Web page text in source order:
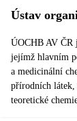
Ústav
ÚOCHB AV ČR
jejímž hlavním
a medicinální
přírodních
teoretické